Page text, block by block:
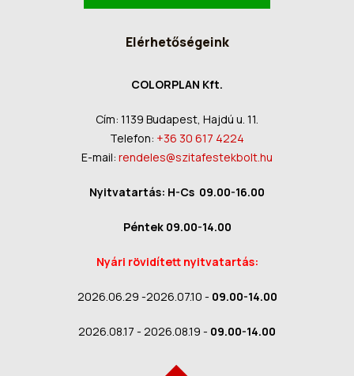
Elérhetőségeink
COLORPLAN Kft.
Cím: 1139 Budapest, Hajdú u. 11.
Telefon: +36 30 617 4224
E-mail: rendeles@szitafestekbolt.hu
Nyitvatartás: H-Cs 09.00-16.00
Péntek 09.00-14.00
Nyári rövidített nyitvatartás:
2026.06.29 -2026.07.10 - 09.00-14.00
2026.08.17 - 2026.08.19 - 09.00-14.00